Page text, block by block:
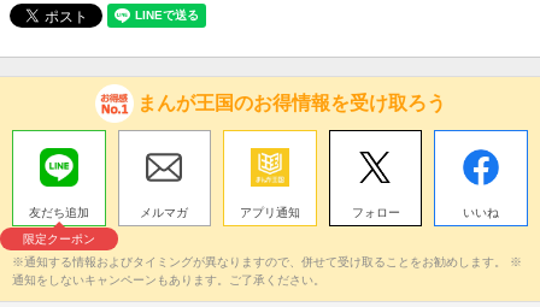
まんが王国のお得情報を受け取ろう
友だち追加
限定クーポン
メルマガ アプリ通知 フォロー いいね
※通知する情報およびタイミングが異なりますので、併せて受け取ることをお勧めします。 ※
通知をしないキャンペーンもあります。ご了承ください。